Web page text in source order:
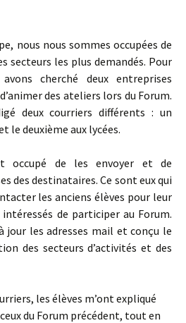
nous nous sommes occupées de
secteurs les plus demandés. Pour
cherché deux entreprises
des ateliers lors du Forum.
deux courriers différents : un
le deuxième aux lycées.
occupé de les envoyer et de
des destinataires. Ce sont eux qui
les anciens élèves pour leur
de participer au Forum.
les adresses mail et conçu le
des secteurs d’activités et des
les élèves m’ont expliqué
du Forum précédent, tout en